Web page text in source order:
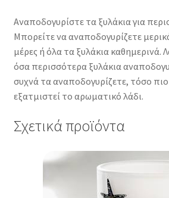
Αναποδογυρίστε τα ξυλάκια για
Μπορείτε να αναποδογυρίζετε
μέρες ή όλα τα ξυλάκια καθημερινά.
όσα περισσότερα ξυλάκια
συχνά τα αναποδογυρίζετε, τόσο
εξατμιστεί το αρωματικό λάδι.
Σχετικά προϊόντα